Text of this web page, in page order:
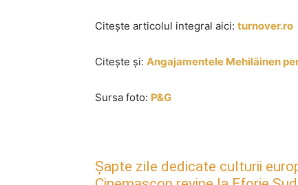
Citește articolul integral aici: turnover.ro
Citește și: Angajamentele Mehiläinen
Sursa foto: P&G
Șapte zile dedicate culturii